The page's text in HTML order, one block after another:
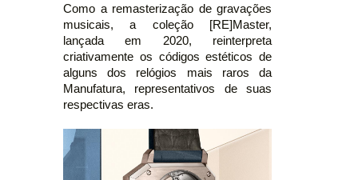
Como a remasterização de gravações
musicais, a coleção [RE]Master,
lançada em 2020, reinterpreta
criativamente os códigos estéticos de
alguns dos relógios mais raros da
Manufatura, representativos de suas
respectivas eras.